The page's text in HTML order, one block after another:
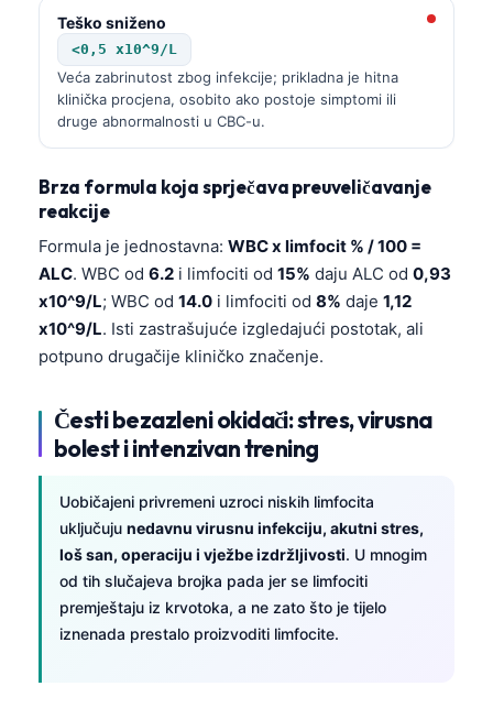
Teško sniženo
<0,5 x10^9/L
Veća zabrinutost zbog infekcije; prikladna je hitna
klinička procjena, osobito ako postoje simptomi ili
druge abnormalnosti u CBC-u.
Brza formula koja sprječava preuveličavanje
reakcije
Formula je jednostavna: WBC x limfocit % / 100 =
ALC. WBC od 6.2 i limfociti od 15% daju ALC od 0,93
x10^9/L; WBC od 14.0 i limfociti od 8% daje 1,12
x10^9/L. Isti zastrašujuće izgledajući postotak, ali
potpuno drugačije kliničko značenje.
Česti bezazleni okidači: stres, virusna
bolest i intenzivan trening
Uobičajeni privremeni uzroci niskih limfocita
uključuju nedavnu virusnu infekciju, akutni stres,
loš san, operaciju i vježbe izdržljivosti. U mnogim
od tih slučajeva brojka pada jer se limfociti
premještaju iz krvotoka, a ne zato što je tijelo
iznenada prestalo proizvoditi limfocite.